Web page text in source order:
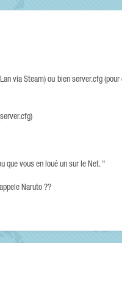
via Steam) ou bien server.cfg
que vous en loué un sur le Net. "
Naruto ??